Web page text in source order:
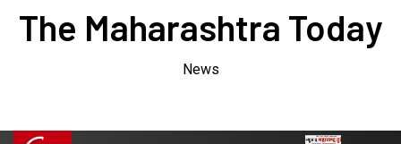
The Maharashtra Today
News